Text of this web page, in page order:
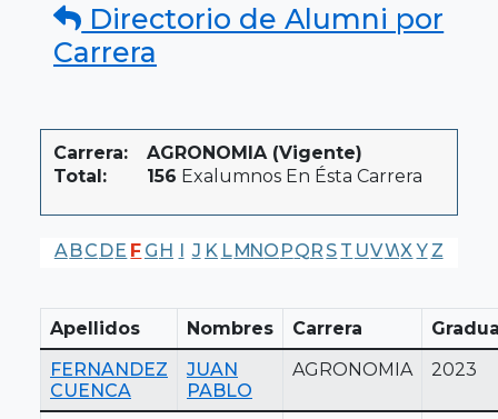
Directorio de Alumni por
Carrera
Carrera:
AGRONOMIA (Vigente)
Total:
156 Exalumnos En Ésta Carrera
A BC DE F G H I J K LMNO PQR S T UVWX Y Z
Apellidos Nombres Carrera
FERNANDEZ
CUENCA
JUAN
PABLO
AGRONOMIA 2023